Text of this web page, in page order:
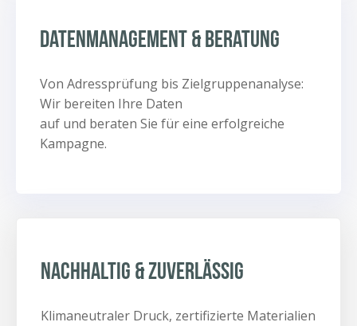
Datenmanagement & Beratung
Von Adressprüfung bis Zielgruppenanalyse:
Wir bereiten Ihre Daten
auf und beraten Sie für eine erfolgreiche
Kampagne.
Nachhaltig & zuverlässig
Klimaneutraler Druck, zertifizierte Materialien